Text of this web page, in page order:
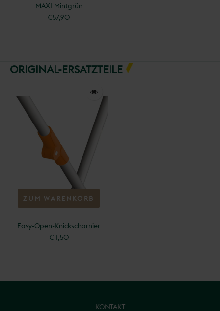
MAXI Mintgrün
€57,90
ORIGINAL-ERSATZTEILE
ZUM WARENKORB
Easy-Open-Knickscharnier
€11,50
KONTAKT